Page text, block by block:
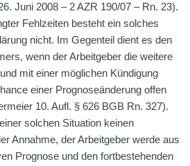
Juni 2008 – 2 AZR 190/07 – Rn. 23).
Fehlzeiten besteht ein solches
nicht. Im Gegenteil dient es den
wenn der Arbeitgeber die weitere
mit einer möglichen Kündigung
einer Prognoseänderung offen
10. Aufl. § 626 BGB Rn. 327).
solchen Situation keinen
Annahme, der Arbeitgeber werde aus
Prognose und den fortbestehenden